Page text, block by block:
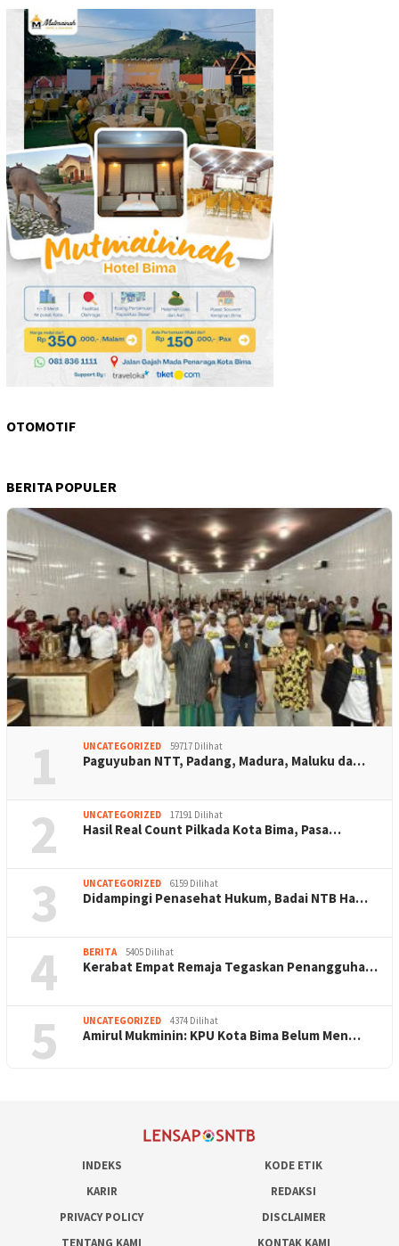
OTOMOTIF
BERITA POPULER
1 UNCATEGORIZED 59717 Dilihat
Paguyuban NTT, Padang, Madura, Maluku da…
2 UNCATEGORIZED 17191 Dilihat
Hasil Real Count Pilkada Kota Bima, Pasa…
3 UNCATEGORIZED 6159 Dilihat
Didampingi Penasehat Hukum, Badai NTB Ha…
4 BERITA 5405 Dilihat
Kerabat Empat Remaja Tegaskan Penangguha…
5 UNCATEGORIZED 4374 Dilihat
Amirul Mukminin: KPU Kota Bima Belum Men…
INDEKS
KODE ETIK
KARIR
REDAKSI
PRIVACY POLICY
DISCLAIMER